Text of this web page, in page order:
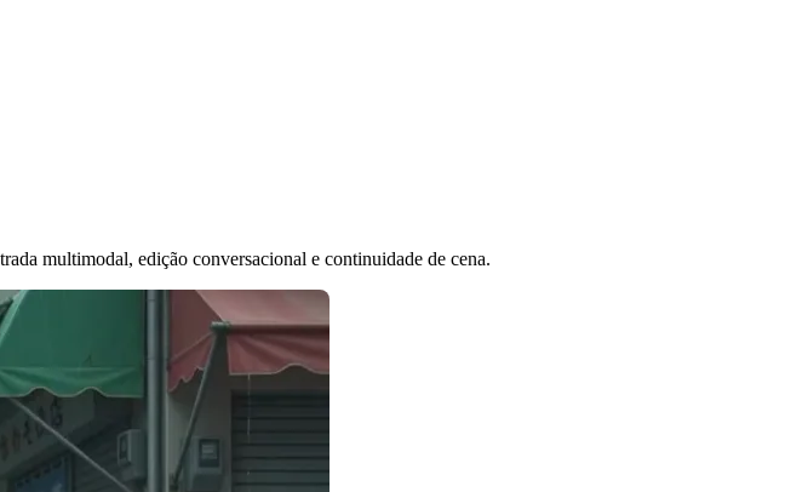
multimodal, edição conversacional e continuidade de cena.